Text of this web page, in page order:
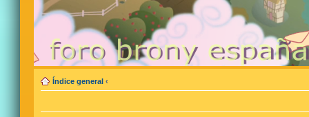
Índice general ‹